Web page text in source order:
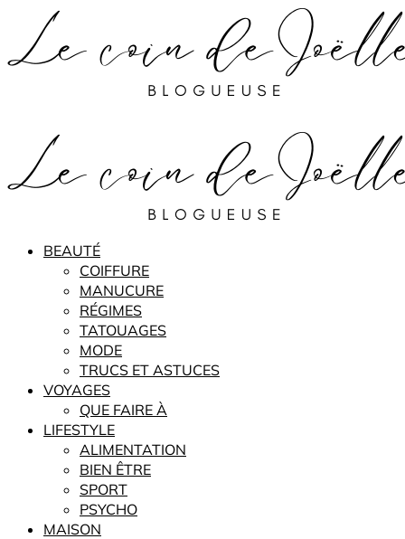
BEAUTÉ
COIFFURE
MANUCURE
RÉGIMES
TATOUAGES
MODE
TRUCS ET ASTUCES
VOYAGES
QUE FAIRE À
LIFESTYLE
ALIMENTATION
BIEN ÊTRE
SPORT
PSYCHO
MAISON